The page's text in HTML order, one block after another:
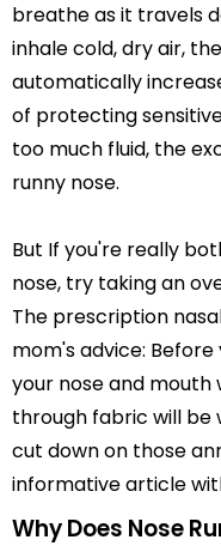
breathe as it travels
inhale cold, dry air,
automatically
of protecting
too much fluid, the
runny nose.
But If you're really
nose, try taking an
The prescription
mom's advice:
your nose and
through fabric will be
cut down on those
informative article
Why Does Nose